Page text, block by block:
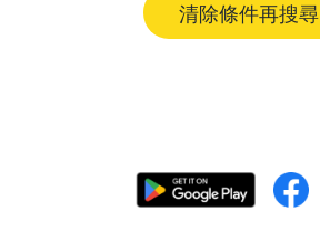
清除條件再搜尋